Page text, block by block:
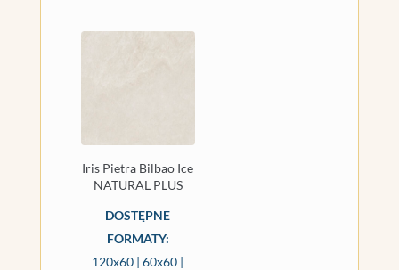
Iris Pietra Bilbao Ice
NATURAL PLUS
DOSTĘPNE
FORMATY:
120x60 | 60x60 |